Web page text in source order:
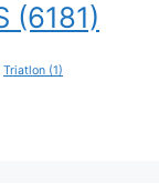
(6181)
Triatlon (1)